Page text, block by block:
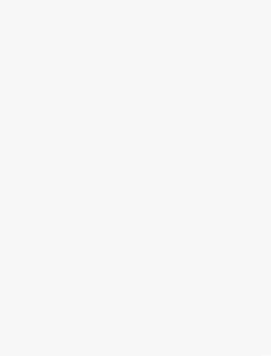
de Google.
le consommateur.